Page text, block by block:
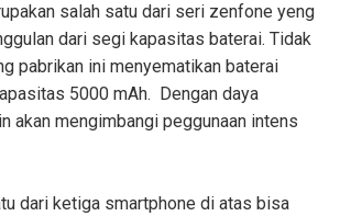
salah satu dari seri zenfone yeng
dari segi kapasitas baterai. Tidak
pabrikan ini menyematikan baterai
5000 mAh. Dengan daya
akan mengimbangi peggunaan intens
dari ketiga smartphone di atas bisa